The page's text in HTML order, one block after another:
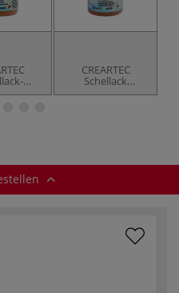
CREARTEC
Schellack
(naturrein)